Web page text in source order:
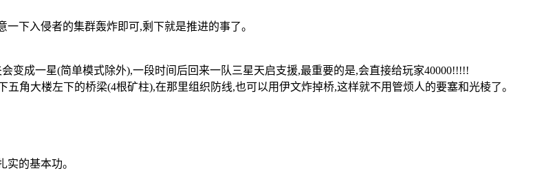
下入侵者的集群轰炸即可,剩下就是推进的事了。
变成一星(简单模式除外),一段时间后回来一队三星天启支援,最重要的是,会直接给玩家40000!!!!!
角大楼左下的桥梁(4根矿柱),在那里组织防线,也可以用伊文炸掉桥,这样就不用管烦人的要塞和光棱了。
的基本功。